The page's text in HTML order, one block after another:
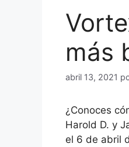
más
abril 13, 2021
¿Conoces
Harold D. y
el 6 de abril